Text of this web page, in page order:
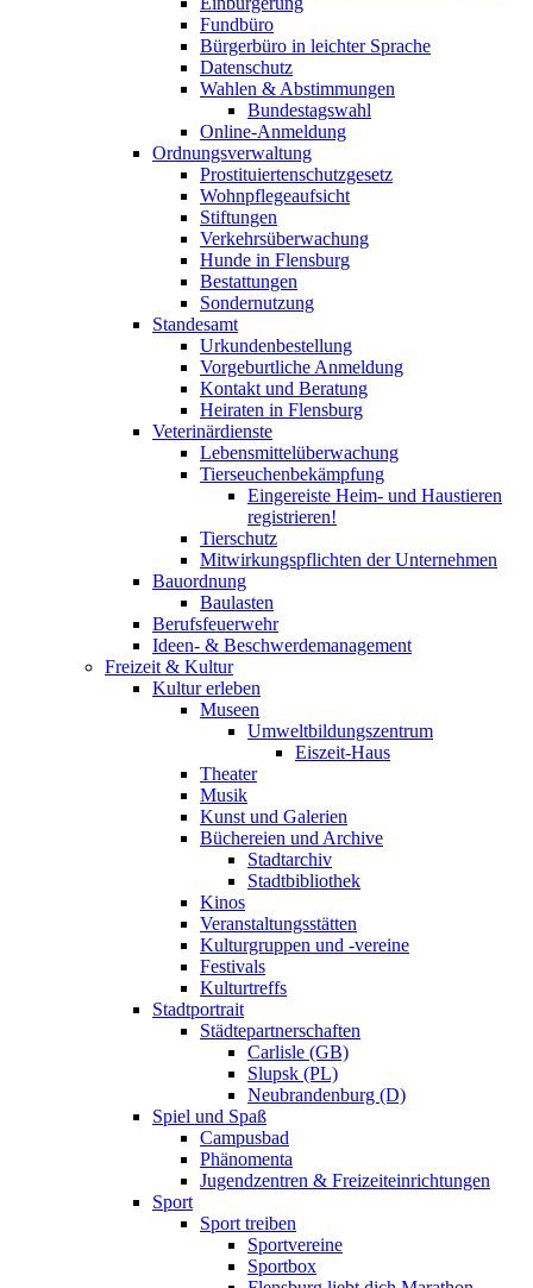
Fundbüro
Bürgerbüro in leichter Sprache
Datenschutz
Wahlen & Abstimmungen
Bundestagswahl
Online-Anmeldung
Ordnungsverwaltung
Prostituiertenschutzgesetz
Wohnpflegeaufsicht
Stiftungen
Verkehrsüberwachung
Hunde in Flensburg
Bestattungen
Sondernutzung
Standesamt
Urkundenbestellung
Vorgeburtliche Anmeldung
Kontakt und Beratung
Heiraten in Flensburg
Veterinärdienste
Lebensmittelüberwachung
Tierseuchenbekämpfung
Eingereiste Heim- und Haustieren
registrieren!
Tierschutz
Mitwirkungspflichten der Unternehmen
Bauordnung
Baulasten
Berufsfeuerwehr
Ideen- & Beschwerdemanagement
Freizeit & Kultur
Kultur erleben
Museen
Umweltbildungszentrum
Eiszeit-Haus
Theater
Musik
Kunst und Galerien
Büchereien und Archive
Stadtarchiv
Stadtbibliothek
Kinos
Veranstaltungsstätten
Kulturgruppen und -vereine
Festivals
Kulturtreffs
Stadtportrait
Städtepartnerschaften
Carlisle (GB)
Slupsk (PL)
Neubrandenburg (D)
Spiel und Spaß
Campusbad
Phänomenta
Jugendzentren & Freizeiteinrichtungen
Sport
Sport treiben
Sportvereine
Sportbox